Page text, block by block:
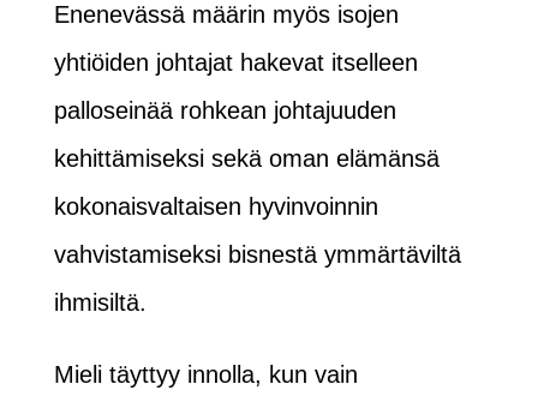
Enenevässä määrin myös isojen
yhtiöiden johtajat hakevat itselleen
palloseinää rohkean johtajuuden
kehittämiseksi sekä oman elämänsä
kokonaisvaltaisen hyvinvoinnin
vahvistamiseksi bisnestä ymmärtäviltä
ihmisiltä.
Mieli täyttyy innolla, kun vain